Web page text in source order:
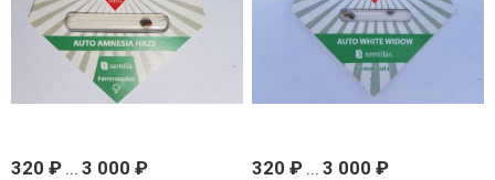
320 ₽ ... 3 000 ₽ 320₽ ... 3 000₽